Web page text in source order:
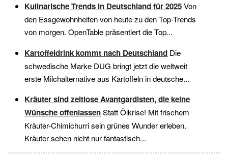
Kulinarische Trends in Deutschland für 2025Von
den Essgewohnheiten von heute zu den Top-Trends
von morgen. OpenTable präsentiert die Top...
Kartoffeldrink kommt nach Deutschland Die
schwedische Marke DUG bringt jetzt die weltweit
erste Milchalternative aus Kartoffeln in deutsche...
Kräuter sind zeitlose Avantgardisten, die keine
Wünsche offenlassenStatt Ölkrise! Mit frischem
Kräuter-Chimichurri sein grünes Wunder erleben.
Kräuter sehen nicht nur fantastisch...